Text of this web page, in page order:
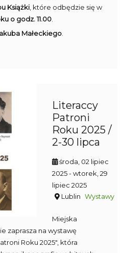
Książki , które odbędzie się w
o godz. 11.00
Małeckiego
Literaccy
Patroni
Roku 2025 /
2-30 lipca
środa, 02 lipiec
2025- wtorek, 29
lipiec 2025
Lublin Wystawy
Miejska
zaprasza na wystawę
Roku 2025", która